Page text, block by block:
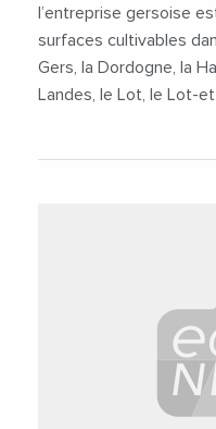
l’entreprise gersoise
surfaces cultivables
Gers, la Dordogne, la
Landes, le Lot, le Lot-